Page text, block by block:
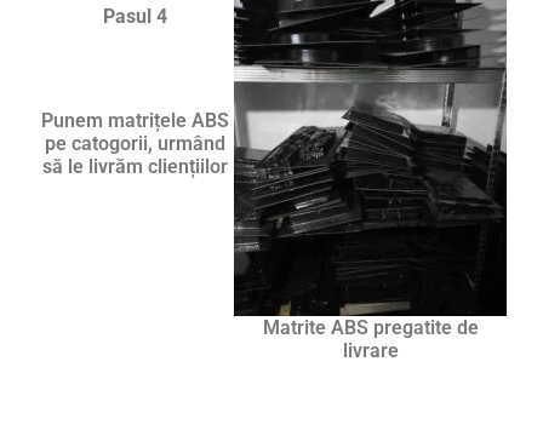
Matrite ABS pregatite de
livrare
Pasul 4
Punem matrițele ABS
pe catogorii, urmând
să le livrăm cliențiilor